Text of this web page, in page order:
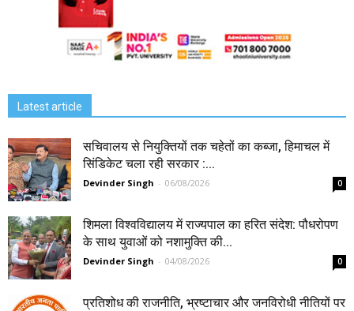
Latest article
सचिवालय से नियुक्तियों तक चहेतों का कब्जा, हिमाचल में
सिंडिकेट चला रही सरकार :...
Devinder Singh - 06/08/2026 0
शिमला विश्वविद्यालय में राज्यपाल का हरित संदेश: पौधरोपण
के साथ युवाओं को नशामुक्ति की...
Devinder Singh - 04/08/2026 0
प्रतिशोध की राजनीति, भ्रष्टाचार और जनविरोधी नीतियों पर